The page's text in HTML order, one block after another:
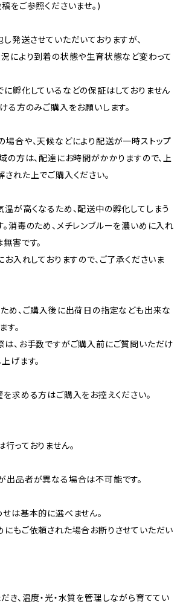
をご参照くださいませ。)
発送させていただいておりますが、
により到着の状態や生育状態など変わって
孵化しているなどの保証はしておりません
る方のみご購入をお願いします。
合や、天候などにより配送が一時ストップ
の方は、配達にお時間がかかりますので、上
れた上でご購入ください。
が高くなるため、配送中の孵化してしまう
消毒のため、メチレンブルーを濃いめに入れ
害です。
入れしておりますので、ご了承くださいま
ため、ご購入後に出荷日の指定なども出来な
す。
は、お手数ですがご購入前にご質問いただけ
げます。
求める方はご購入をお控えください。
っておりません。
品者が異なる場合は不可能です。
は基本的に選べません。
にもご依頼された場合お断りさせていただい
き、温度・光・水質を管理しながら育ててい